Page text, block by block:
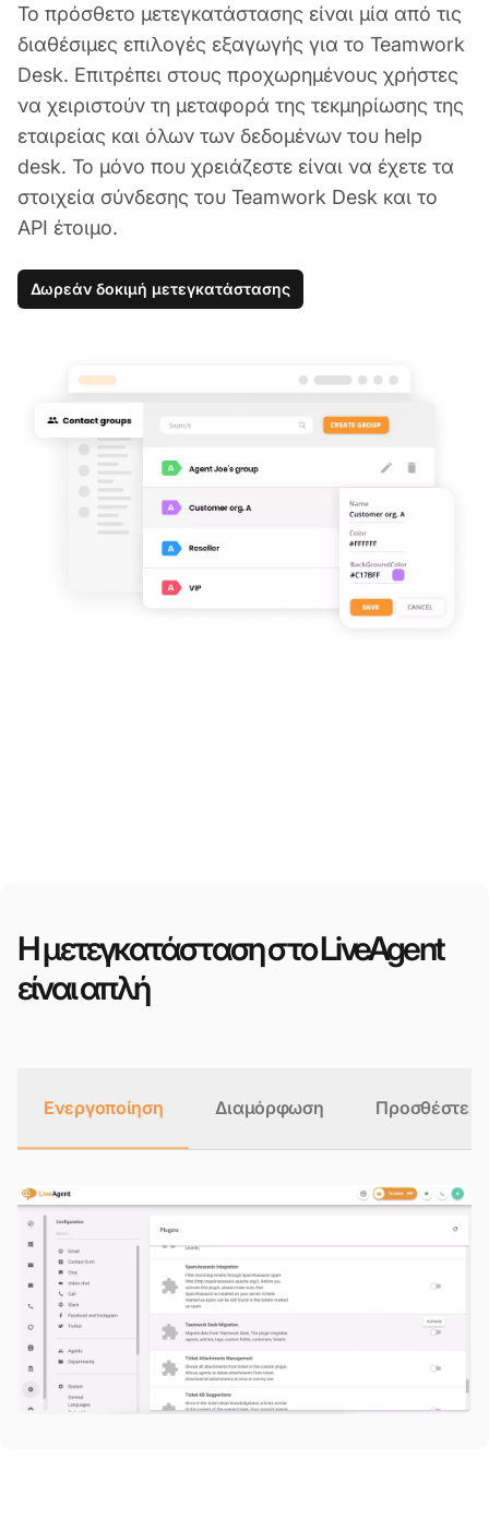
Το πρόσθετο μετεγκατάστασης είναι μία από τις
διαθέσιμες επιλογές εξαγωγής για το Teamwork
Desk. Επιτρέπει στους προχωρημένους χρήστες
να χειριστούν τη μεταφορά της τεκμηρίωσης της
εταιρείας και όλων των δεδομένων του help
desk. Το μόνο που χρειάζεστε είναι να έχετε τα
στοιχεία σύνδεσης του Teamwork Desk και το
API έτοιμο.
Δωρεάν δοκιμή μετεγκατάστασης
Η μετεγκατάσταση στο LiveAgent
είναι απλή
Ενεργοποίηση Διαμόρφωση Προσθέστε